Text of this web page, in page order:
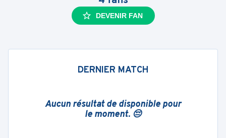
DEVENIR FAN
DERNIER MATCH
Aucun résultat de disponible pour
le moment. 😔